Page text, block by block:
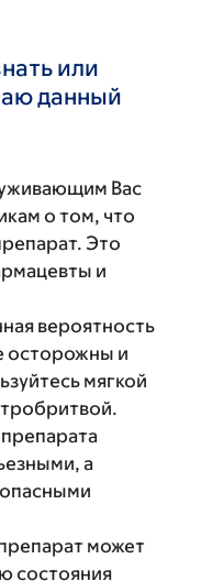
или
данный
Вас
о том, что
Это
и
вероятность
осторожны и
мягкой
а
может
состояния